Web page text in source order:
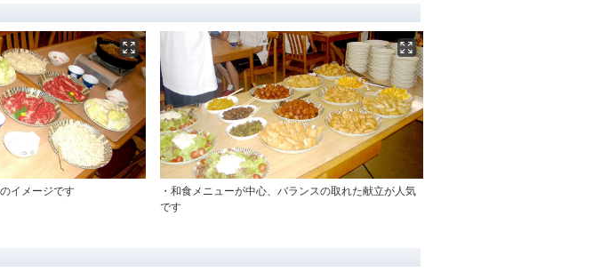
イメージです
・和食メニューが中心、バランスの取れた献立が人気
です